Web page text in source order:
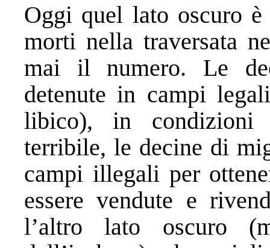
Oggi quel lato oscuro
morti nella traversata
mai il numero. Le
detenute in campi
libico), in condizioni
terribile, le decine di
campi illegali per
essere vendute e
l’altro lato oscuro